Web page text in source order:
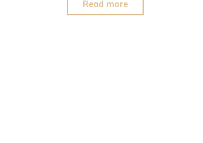
Read more